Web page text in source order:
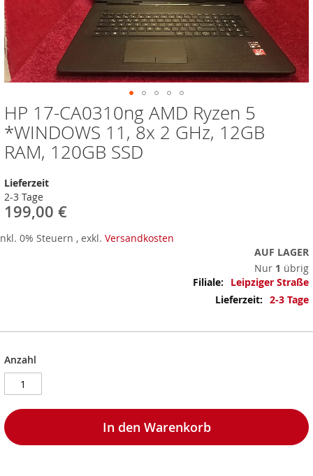
HP 17-CA0310ng AMD Ryzen 5
*WINDOWS 11, 8x 2 GHz, 12GB
RAM, 120GB SSD
Lieferzeit
2-3 Tage
199,00 €
0% Steuern , exkl. Versandkosten
AUF LAGER
Nur 1 übrig
Mehr
Informationen
Leipziger Straße
2-3 Tage
Anzahl
In den Warenkorb
Zum
Anfang
der
Bildergalerie
springen